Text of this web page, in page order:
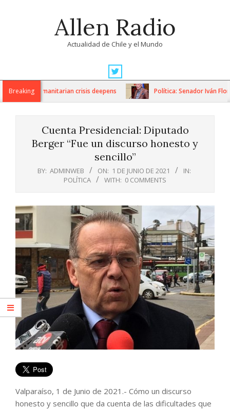
Allen Radio
Actualidad de Chile y el Mundo
Navigation
MenuBreaking
as humanitarian crisis deepens Política: Senador Iván
Cuenta Presidencial: Diputado
Berger “Fue un discurso honesto y
sencillo”
BY: ADMINWEB ON: 1 DE JUNIO DE 2021
IN:
POLÍTICA
WITH: 0 COMMENTS
Valparaíso, 1 de Junio de 2021.- Cómo un discurso
honesto y sencillo que da cuenta de las dificultades que